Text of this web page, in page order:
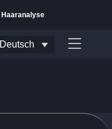
Haaranalyse
Deutsch